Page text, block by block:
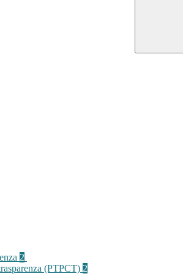
2
(PTPCT) 2